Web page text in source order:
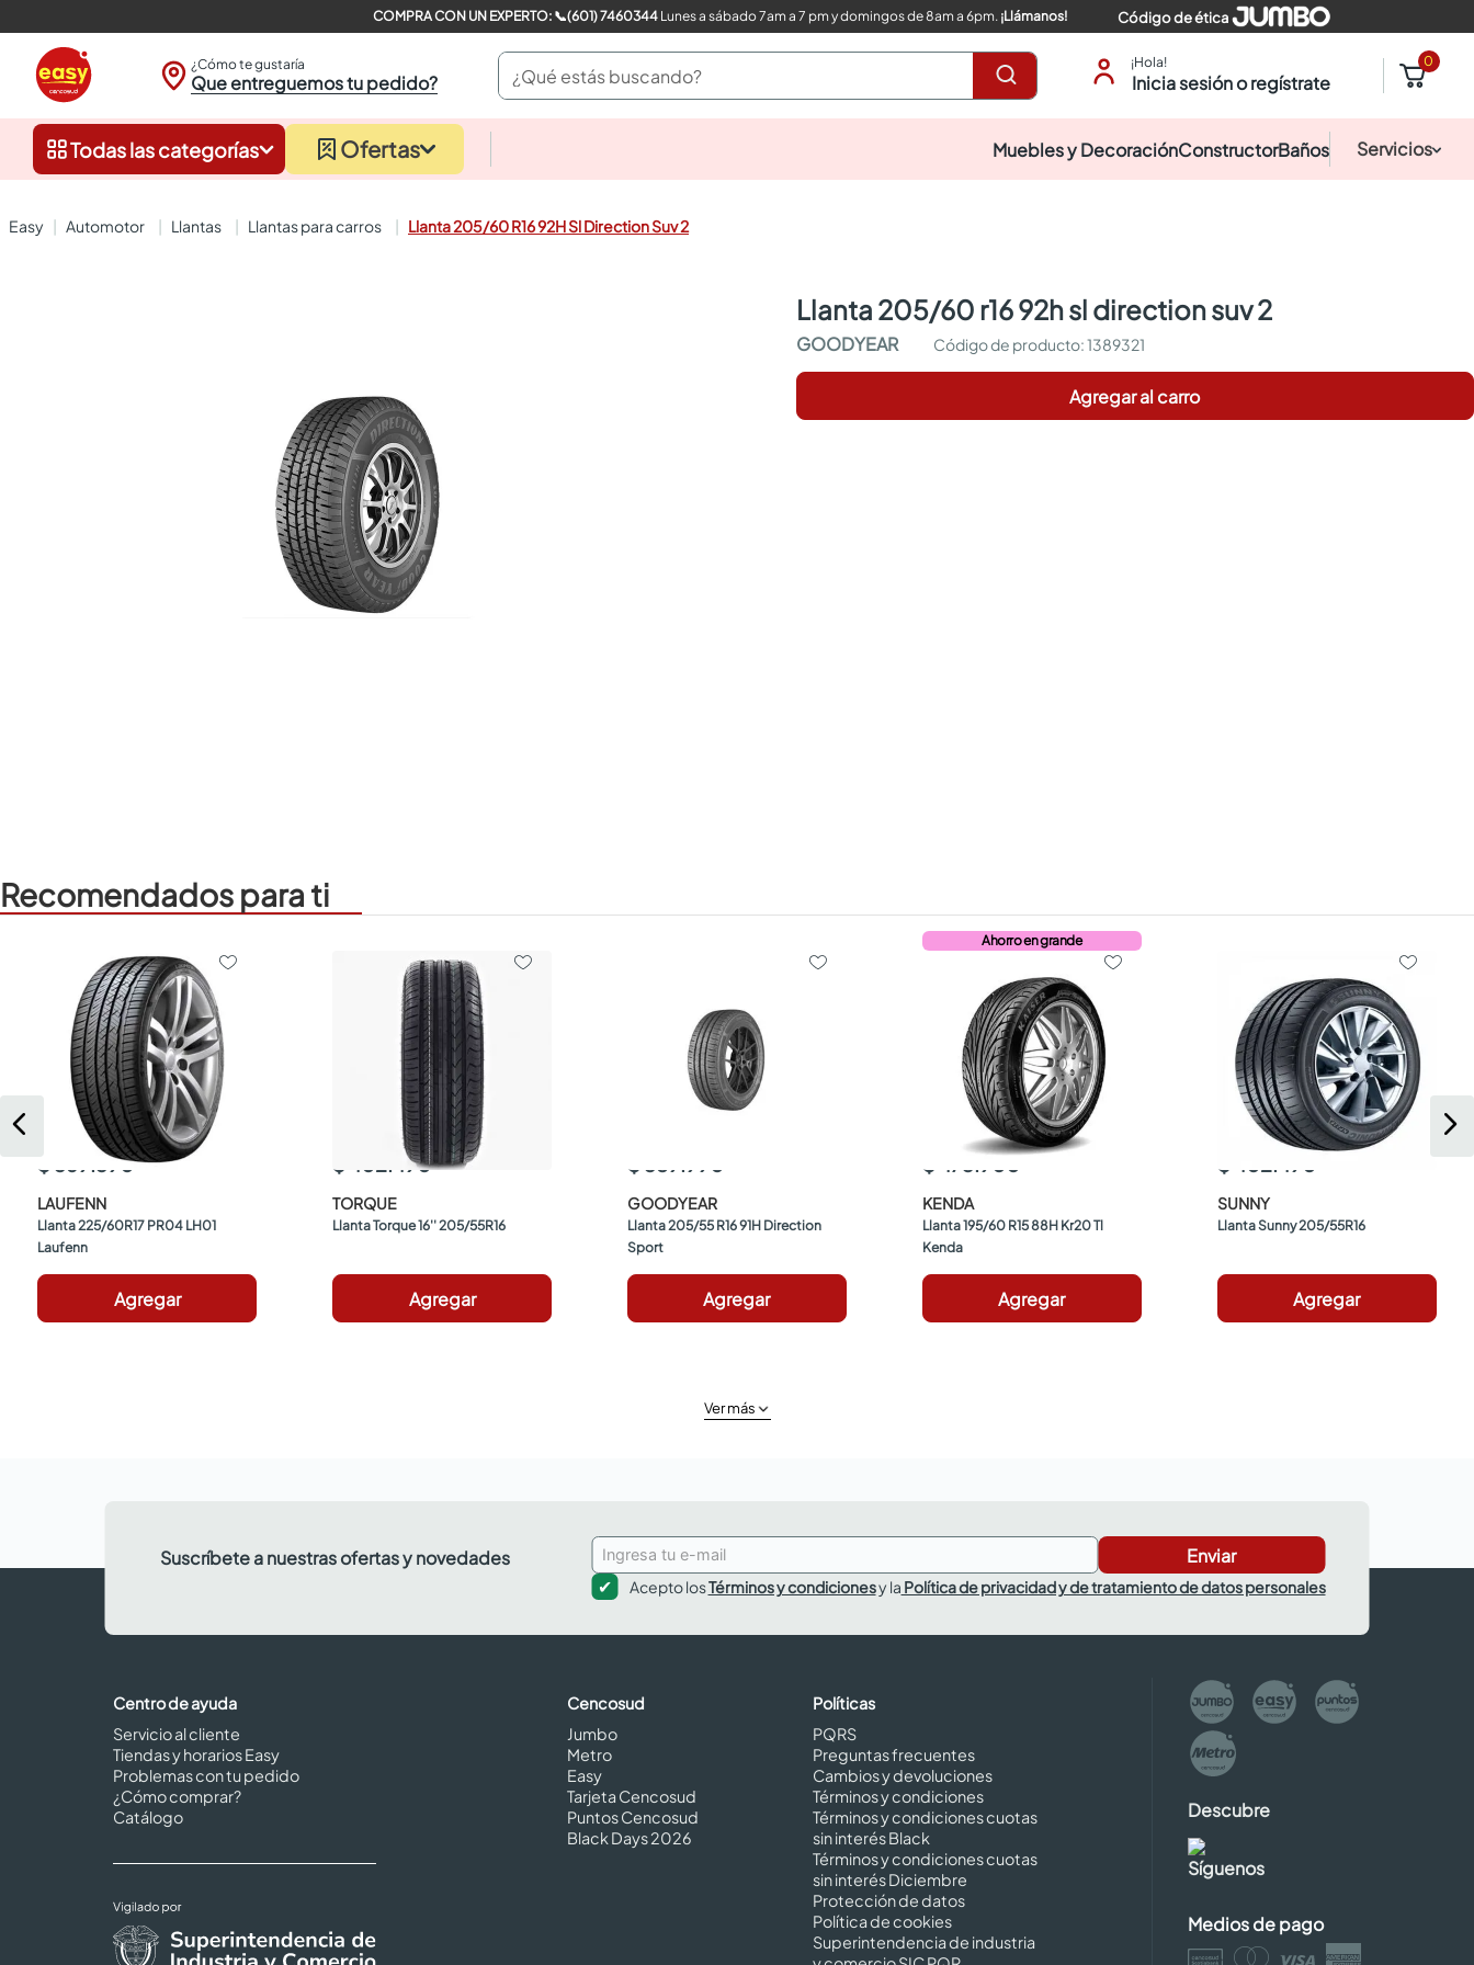
COMPRA CON UN EXPERTO: 📞(601) 7460344Lunes a sábado 7am a 7 pm y domingos de 8am a 6pm. ¡Llámanos! Código de ética
¿Cómo te gustaría
Que entreguemos tu pedido?
¿Qué estás buscando? ¡Hola!
Inicia sesión o regístrate
0
Todas las categorías Ofertas Muebles y DecoraciónConstructorBaños Servicios
automotor llantas llantas para carros Llanta 205/60 R16 92H Sl Direction Suv 2
llanta 205/60 r16 92h sl direction suv 2
GOODYEAR :1389321
Agregar al carro
Recomendados para ti
$ 569.590
LAUFENN
Llanta 225/60R17 PR04 LH01
Laufenn
Agregar
$ 402.490
TORQUE
Llanta Torque 16'' 205/55R16
Agregar
$ 589.990
GOODYEAR
Llanta 205/55 R16 91H Direction
Sport
Agregar
Ahorro en grande
$ 473.900
KENDA
Llanta 195/60 R15 88H Kr20 Tl
Kenda
Agregar
$ 402.490
SUNNY
Llanta Sunny 205/55R16
Agregar
Ver más
Suscríbete a nuestras ofertas y novedades Enviar
Acepto losTérminos y condicionesy la Política de privacidad y de tratamiento de datos personales
Centro de ayuda
Servicio al cliente
Tiendas y horarios Easy
Problemas con tu pedido
¿Cómo comprar?
Catálogo
Cencosud
Jumbo
Metro
Easy
Tarjeta Cencosud
Puntos Cencosud
Black Days 2026
Políticas
PQRS
Preguntas frecuentes
Cambios y devoluciones
Términos y condiciones
Términos y condiciones cuotas
sin interés Black
Términos y condiciones cuotas
sin interés Diciembre
Protección de datos
Política de cookies
Superintendencia de industria
Descubre
Síguenos
Medios de pago
closet
sanitarios